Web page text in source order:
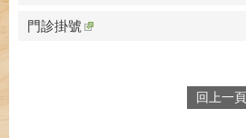
門診掛號
回上一頁